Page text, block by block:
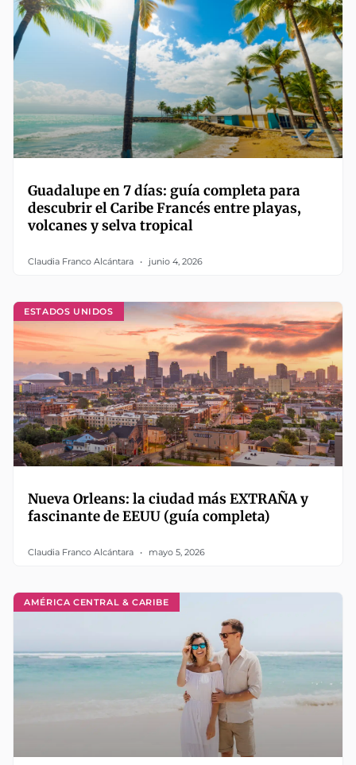
Guadalupe en 7 días: guía completa para
descubrir el Caribe Francés entre playas,
volcanes y selva tropical
Claudia Franco Alcántara junio 4, 2026
ESTADOS UNIDOS
Nueva Orleans: la ciudad más EXTRAÑA y
fascinante de EEUU (guía completa)
Claudia Franco Alcántara mayo 5, 2026
AMÉRICA CENTRAL & CARIBE